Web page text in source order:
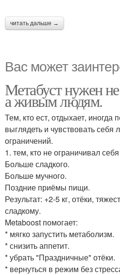
читать дальше →
Вас может
Метабуст нужен
а живым людям.
Тем, кто ест, отдыхает, иногда
выглядеть и чувствовать себя
ограничений.
1. тем, кто не ограничивал
Больше сладкого.
Больше мучного.
Поздние приёмы пищи.
Результат: +2-5 кг, отёки,
сладкому.
Metaboost помогает:
* мягко запустить метаболизм.
* снизить аппетит.
* убрать "Праздничные" отёки.
* вернуться в режим без